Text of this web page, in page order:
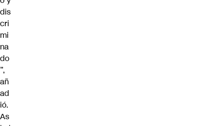
dis
cri
mi
na
do
”,
añ
ad
ió.
As